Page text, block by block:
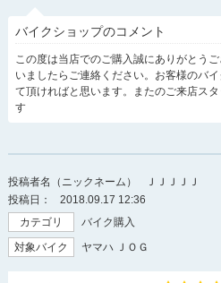
バイクショップのコメント
この度は当店でのご購入誠にありがとう
いましたらご連絡ください。お客様のバ
て頂ければと思います。またのご来店ス
す
投稿者名（ニックネーム）
ＪＪＪＪＪ
投稿日：
2018.09.17 12:36
カテゴリ
バイク購入
対象バイク
ヤマハ ＪＯＧ